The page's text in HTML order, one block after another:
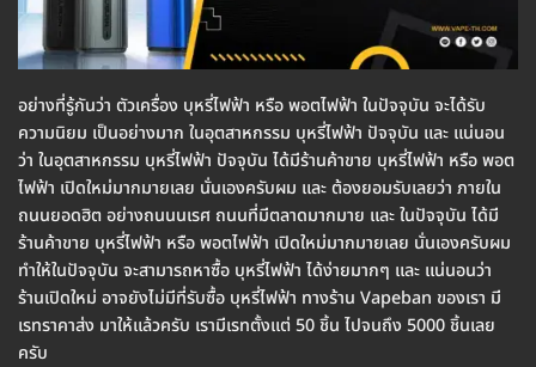
อย่างที่รู้กันว่า ตัวเครื่อง บุหรี่ไฟฟ้า หรือ พอตไฟฟ้า ในปัจจุบัน จะได้รับ
ความนิยม เป็นอย่างมาก ในอุตสาหกรรม บุหรี่ไฟฟ้า ปัจจุบัน และ แน่นอน
ว่า ในอุตสาหกรรม บุหรี่ไฟฟ้า ปัจจุบัน ได้มีร้านค้าขาย บุหรี่ไฟฟ้า หรือ พอต
ไฟฟ้า เปิดใหม่มากมายเลย นั่นเองครับผม และ ต้องยอมรับเลยว่า ภายใน
ถนนยอดฮิต อย่างถนนนเรศ ถนนที่มีตลาดมากมาย และ ในปัจจุบัน ได้มี
ร้านค้าขาย บุหรี่ไฟฟ้า หรือ พอตไฟฟ้า เปิดใหม่มากมายเลย นั่นเองครับผม
ทำให้ในปัจจุบัน จะสามารถหาซื้อ บุหรี่ไฟฟ้า ได้ง่ายมากๆ และ แน่นอนว่า
ร้านเปิดใหม่ อาจยังไม่มีที่รับซื้อ บุหรี่ไฟฟ้า ทางร้าน Vapeban ของเรา มี
เรทราคาส่ง มาให้แล้วครับ เรามีเรทตั้งแต่ 50 ชิ้น ไปจนถึง 5000 ชิ้นเลย
ครับ